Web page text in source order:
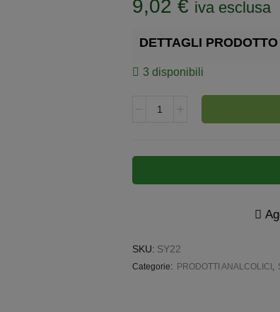
9,02 € iva esclusa
DETTAGLI PRODOTTO
3 disponibili
SKU: SY22
Categorie: PRODOTTI ANALCOLICI ,